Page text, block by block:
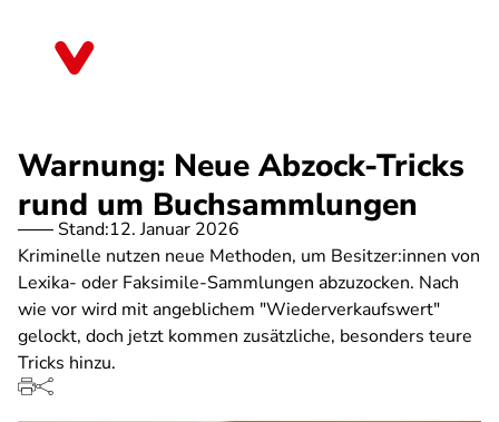
Warnung: Neue Abzock-Tricks
rund um Buchsammlungen
Stand:12. Januar 2026
Kriminelle nutzen neue Methoden, um Besitzer:innen von
Lexika- oder Faksimile-Sammlungen abzuzocken. Nach
wie vor wird mit angeblichem "Wiederverkaufswert"
gelockt, doch jetzt kommen zusätzliche, besonders teure
Tricks hinzu.